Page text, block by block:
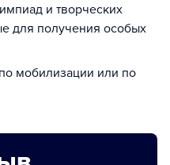
и творческих
для получения особых
мобилизации или по